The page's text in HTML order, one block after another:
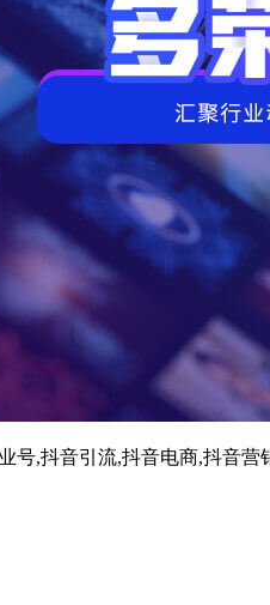
号,抖音引流,抖音电商,抖音营